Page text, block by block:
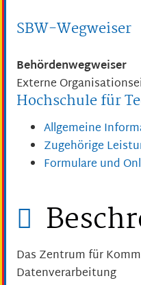
SBW-Wegweiser
Behördenwegweiser
Externe
Hochschule für
Allgemeine
Zugehörige
Formulare und
Das Zentrum für
Datenverarbeitung